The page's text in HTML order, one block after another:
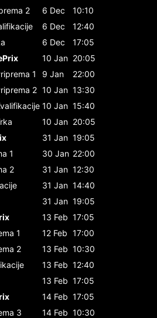
2 6 Dec
10:10
6 Dec
12:40
6 Dec
17:05
10 Jan 20:05
1 9 Jan
22:00
2 10 Jan 13:30
10 Jan 15:40
10 Jan 20:05
31 Jan 19:05
1 30 Jan 22:00
2 31 Jan 12:30
31 Jan 14:40
31 Jan 19:05
13 Feb 17:05
1 12 Feb 17:00
2 13 Feb 10:30
13 Feb 12:40
13 Feb 17:05
14 Feb 17:05
3 14 Feb 10:30